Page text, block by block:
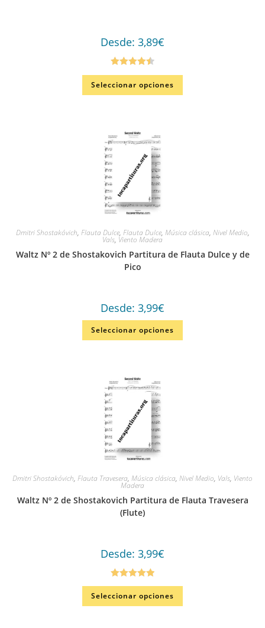
Desde: 3,89€
Valorado
en4.50 de
Seleccionar opciones
Dmitri Shostakóvich, Flauta Dulce, Flauta Dulce, Música clásica, Nivel Medio,
Vals, Viento Madera
Waltz Nº 2 de Shostakovich Partitura de Flauta Dulce y de
Pico
Desde: 3,99€
Seleccionar opciones
Dmitri Shostakóvich, Flauta Travesera, Música clásica, Nivel Medio, Vals, Viento
Madera
Waltz Nº 2 de Shostakovich Partitura de Flauta Travesera
(Flute)
Desde: 3,99€
Valorado en
5.00de 5
Seleccionar opciones